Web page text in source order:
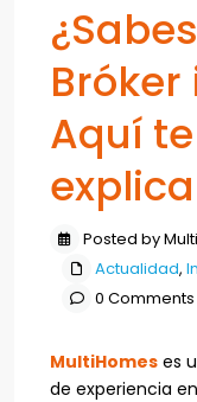
Aquí
Posted by
Actualidad,
0 Comments
MultiHomes es
de experiencia